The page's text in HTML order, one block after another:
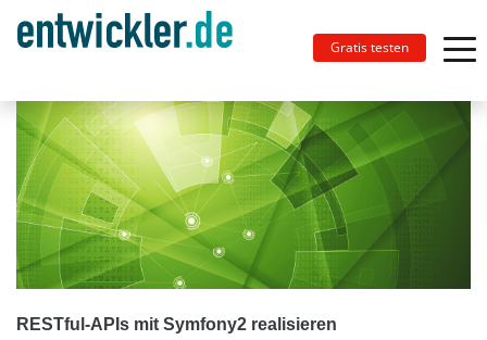
Gratis testen
RESTful-APIs mit Symfony2 realisieren